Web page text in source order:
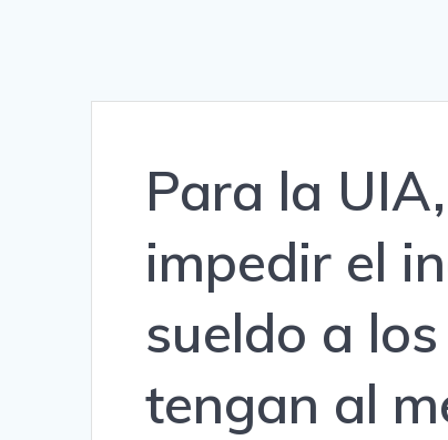
Para la
impedir el
sueldo a
tengan al